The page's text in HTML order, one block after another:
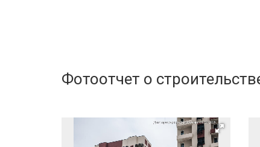
ООО СЗ
ПСК Дом
Фотоотчет о